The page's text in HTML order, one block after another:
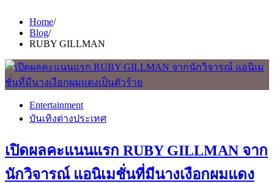
Home
Blog
RUBY GILLMAN
Entertainment
บันเทิงต่างประเทศ
เปิดผลคะแนนแรก RUBY GILLMAN จาก
นักวิจารณ์ แอนิเมชั่นที่มีนางเงือกผมแดง